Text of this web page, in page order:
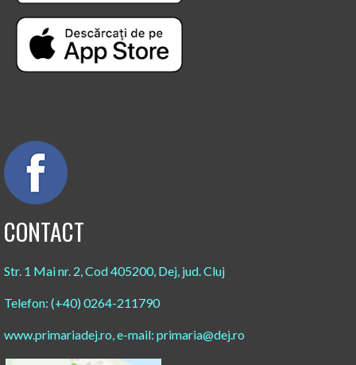
CONTACT
Str. 1 Mai nr. 2, Cod 405200, Dej, jud. Cluj
Telefon: (+40) 0264-211790
www.primariadej.ro, e-mail: primaria@dej.ro​